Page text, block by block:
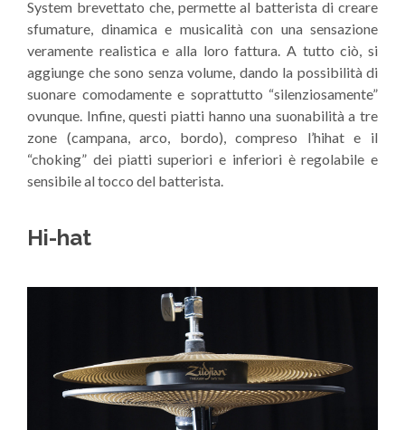
System brevettato che, permette al batterista di creare
sfumature, dinamica e musicalità con una sensazione
veramente realistica e alla loro fattura. A tutto ciò, si
aggiunge che sono senza volume, dando la possibilità di
suonare comodamente e soprattutto “silenziosamente”
ovunque. Infine, questi piatti hanno una suonabilità a tre
zone (campana, arco, bordo), compreso l’hihat e il
“choking” dei piatti superiori e inferiori è regolabile e
sensibile al tocco del batterista.
Hi-hat